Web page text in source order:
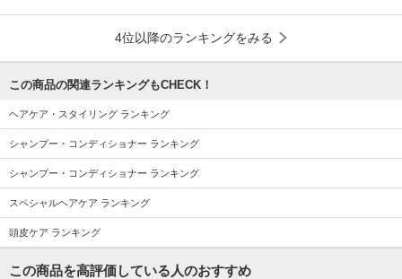
4位以降のランキングをみる
この商品の関連ランキングもCHECK！
ヘアケア・スタイリング ランキング
シャンプー・コンディショナー ランキング
シャンプー・コンディショナー ランキング
スペシャルヘアケア ランキング
頭皮ケア ランキング
この商品を高評価している人のおすすめ